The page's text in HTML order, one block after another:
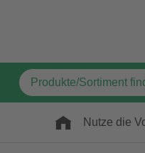
Nutze die